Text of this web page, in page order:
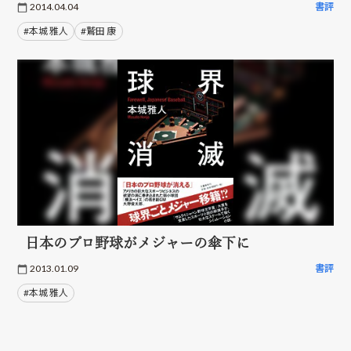
2014.04.04 書評
#本城 雅人 #鷲田 康
日本のプロ野球がメジャーの傘下に
2013.01.09 書評
#本城 雅人